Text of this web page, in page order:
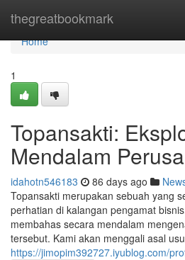
thegreatbookmark
Home
Home
1
Topansakti:
Mendalam
idahotn546183 86 days ago
Topansakti merupakan sebuah yang
perhatian di kalangan pengamat
membahas secara mendalam
tersebut. Kami akan menggali asal
https://jimopim392727.iyublog.com/